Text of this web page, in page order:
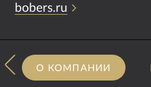
bobers.ru
О КОМПАНИИ